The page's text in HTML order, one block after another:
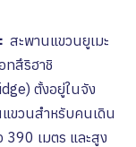
สะพานแขวนยูเมะ
ทสึริฮาชิ
ตั้งอยู่ในจัง
ขวนสำหรับคนเดิน
เมตร และสูง